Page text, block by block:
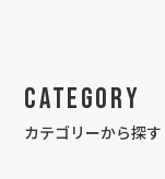
Category
カテゴリーから探す